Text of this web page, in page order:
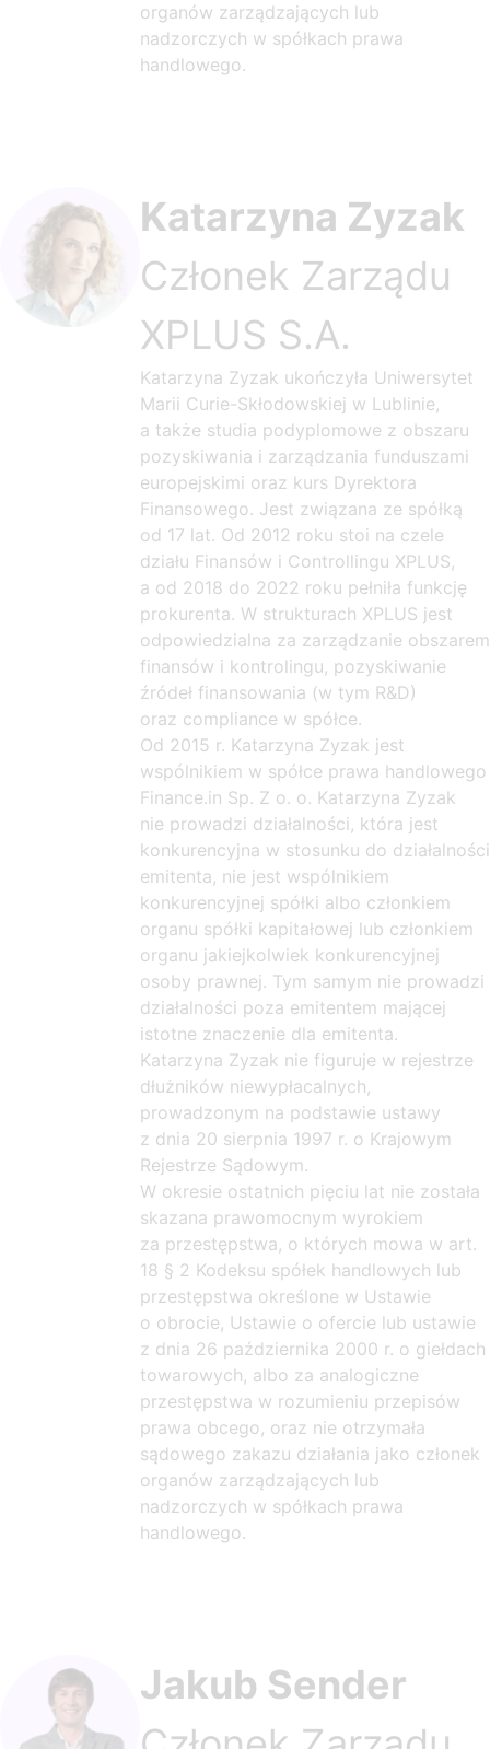
organów zarządzających lub
nadzorczych w spółkach prawa
handlowego.
Katarzyna Zyzak
Członek Zarządu
XPLUS S.A.
Katarzyna Zyzak ukończyła Uniwersytet
Marii Curie-Skłodowskiej w Lublinie,
a także studia podyplomowe z obszaru
pozyskiwania i zarządzania funduszami
europejskimi oraz kurs Dyrektora
Finansowego. Jest związana ze spółką
od 17 lat. Od 2012 roku stoi na czele
działu Finansów i Controllingu XPLUS,
a od 2018 do 2022 roku pełniła funkcję
prokurenta. W strukturach XPLUS jest
odpowiedzialna za zarządzanie obszarem
finansów i kontrolingu, pozyskiwanie
źródeł finansowania (w tym R&D)
oraz compliance w spółce.
Od 2015 r. Katarzyna Zyzak jest
wspólnikiem w spółce prawa handlowego
Finance.in Sp. Z o. o. Katarzyna Zyzak
nie prowadzi działalności, która jest
konkurencyjna w stosunku do działalności
emitenta, nie jest wspólnikiem
konkurencyjnej spółki albo członkiem
organu spółki kapitałowej lub członkiem
organu jakiejkolwiek konkurencyjnej
osoby prawnej. Tym samym nie prowadzi
działalności poza emitentem mającej
istotne znaczenie dla emitenta.
Katarzyna Zyzak nie figuruje w rejestrze
dłużników niewypłacalnych,
prowadzonym na podstawie ustawy
z dnia 20 sierpnia 1997 r. o Krajowym
Rejestrze Sądowym.
W okresie ostatnich pięciu lat nie została
skazana prawomocnym wyrokiem
za przestępstwa, o których mowa w art.
18 § 2 Kodeksu spółek handlowych lub
przestępstwa określone w Ustawie
o obrocie, Ustawie o ofercie lub ustawie
z dnia 26 października 2000 r. o giełdach
towarowych, albo za analogiczne
przestępstwa w rozumieniu przepisów
prawa obcego, oraz nie otrzymała
sądowego zakazu działania jako członek
organów zarządzających lub
nadzorczych w spółkach prawa
handlowego.
Jakub Sender